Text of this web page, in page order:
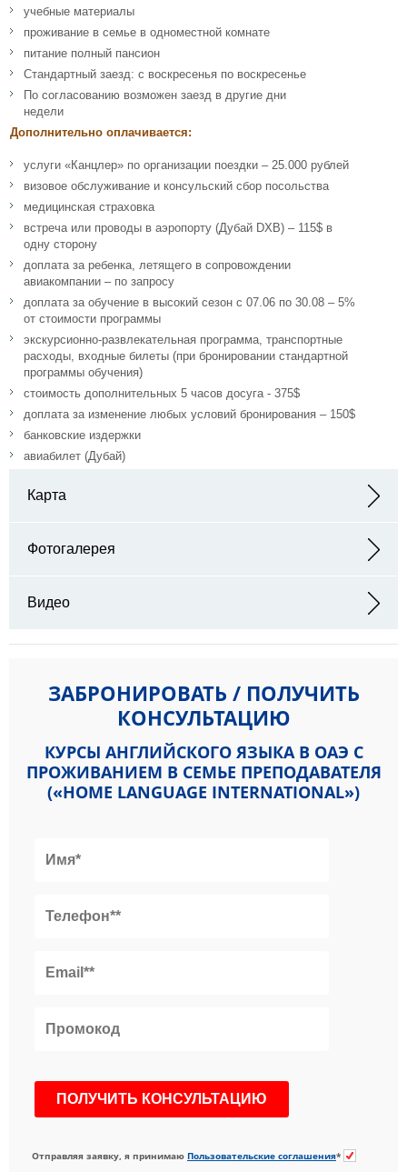
учебные материалы
проживание в семье в одноместной комнате
питание полный пансион
Стандартный заезд: с воскресенья по воскресенье
По согласованию возможен заезд в другие дни
недели
Дополнительно оплачивается:
услуги «Канцлер» по организации поездки – 25.000 рублей
визовое обслуживание и консульский сбор посольства
медицинская страховка
встреча или проводы в аэропорту (Дубай DXB) – 115$ в
одну сторону
доплата за ребенка, летящего в сопровождении
авиакомпании – по запросу
доплата за обучение в высокий сезон с 07.06 по 30.08 – 5%
от стоимости программы
экскурсионно-развлекательная программа, транспортные
расходы, входные билеты (при бронировании стандартной
программы обучения)
стоимость дополнительных 5 часов досуга - 375$
доплата за изменение любых условий бронирования – 150$
банковские издержки
авиабилет (Дубай)
Карта
Фотогалерея
Видео
ЗАБРОНИРОВАТЬ / ПОЛУЧИТЬ
КОНСУЛЬТАЦИЮ
КУРСЫ АНГЛИЙСКОГО ЯЗЫКА В ОАЭ С
ПРОЖИВАНИЕМ В СЕМЬЕ ПРЕПОДАВАТЕЛЯ
(«HOME LANGUAGE INTERNATIONAL»)
Отправляя заявку, я принимаю Пользовательские соглашения*